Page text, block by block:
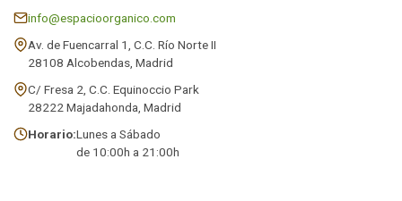
info@espacioorganico.com
Av. de Fuencarral 1, C.C. Río Norte II
28108 Alcobendas, Madrid
C/ Fresa 2, C.C. Equinoccio Park
28222 Majadahonda, Madrid
Horario:Lunes a Sábado
de 10:00h a 21:00h